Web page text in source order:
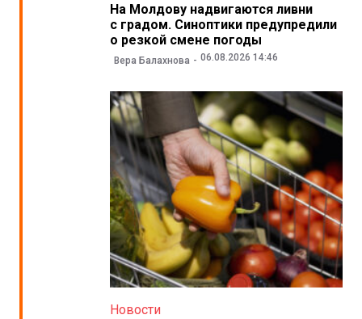
На Молдову надвигаются ливни
с градом. Синоптики предупредили
о резкой смене погоды
Вера Балахнова 06.08.2026 14:46
Новости